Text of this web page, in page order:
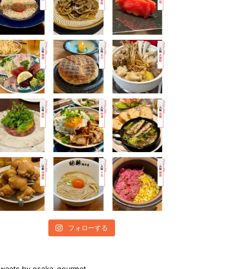
フォローする